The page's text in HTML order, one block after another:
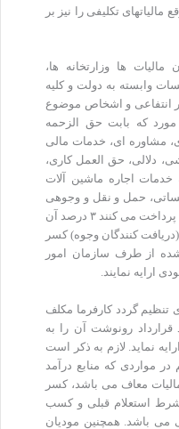
تکلیفی را نیز بر
ماده ۱۰۴ قانون مالیات ها وزارتخانه ها،
وابسته به دولت و کلیه
انتفاعی و اشخاص موضوع
در هر مورد که بابت حق الزحمه
مشاوره ای، خدمات مالی
دلالی، حق العمل کاری،
خدمات اجاره ماشین آلات
حمل و نقل و وجوهی
که بابت حق نمایش فیلم به هر عنوان پرداخت می کنند ۳ درصد آن
کنندگان وجوه) کسر
از طرف سازمان امور
ارایه نمایند.
تنظیم گردد کارفرما مکلف
رونوشت آن را به
نماید. لازم به ذکر است
مواردی که منابع درآمد
معاف می باشد، کسر
استعلام قبلی و کسب
می باشد. همچنین مودیان